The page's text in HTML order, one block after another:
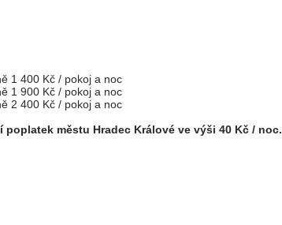
1 400 Kč / pokoj a noc
1 900 Kč / pokoj a noc
2 400 Kč / pokoj a noc
městu Hradec Králové ve výši 40 Kč / noc.